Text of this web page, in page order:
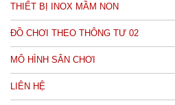
THIẾT BỊ INOX MẦM NON
ĐỒ CHƠI THEO THÔNG TƯ 02
MÔ HÌNH SÂN CHƠI
LIÊN HỆ